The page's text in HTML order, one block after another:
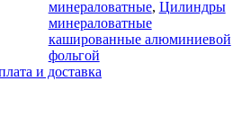
минераловатные, Цилиндры
минераловатные
кашированные алюминиевой
фольгой
и доставка